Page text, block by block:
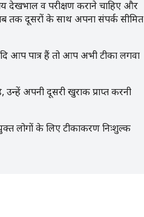
देखभाल व परीक्षण कराने चाहिए और
तक दूसरों के साथ अपना संपर्क सीमित
आप पात्र हैं तो आप अभी टीका लगवा
अपनी दूसरी खुराक प्राप्त करनी
लोगों के लिए टीकाकरण निःशुल्क